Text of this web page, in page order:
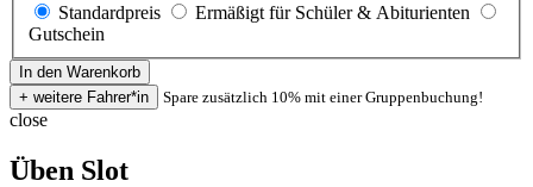
Standardpreis
Ermäßigt für Schüler & Abiturienten
Gutschein
Spare zusätzlich 10% mit einer Gruppenbuchung!
close
Üben Slot